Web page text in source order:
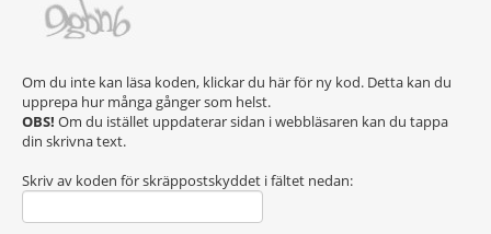
Om du inte kan läsa koden, klickar du här för ny kod. Detta kan du
upprepa hur många gånger som helst.
OBS! Om du istället uppdaterar sidan i webbläsaren kan du tappa
din skrivna text.
Skriv av koden för skräppostskyddet i fältet nedan: